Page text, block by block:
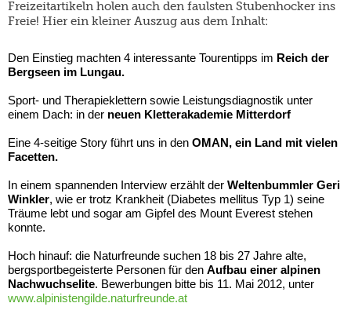
Freizeitartikeln holen auch den faulsten Stubenhocker ins
Freie! Hier ein kleiner Auszug aus dem Inhalt:
Den Einstieg machten 4 interessante Tourentipps im Reich der
Bergseen im Lungau.
Sport- und Therapieklettern sowie Leistungsdiagnostik unter
einem Dach: in der neuen Kletterakademie Mitterdorf
Eine 4-seitige Story führt uns in den OMAN, ein Land mit vielen
Facetten.
In einem spannenden Interview erzählt der Weltenbummler Geri
Winkler, wie er trotz Krankheit (Diabetes mellitus Typ 1) seine
Träume lebt und sogar am Gipfel des Mount Everest stehen
konnte.
Hoch hinauf: die Naturfreunde suchen 18 bis 27 Jahre alte,
bergsportbegeisterte Personen für den Aufbau einer alpinen
Nachwuchselite. Bewerbungen bitte bis 11. Mai 2012, unter
www.alpinistengilde.naturfreunde.at